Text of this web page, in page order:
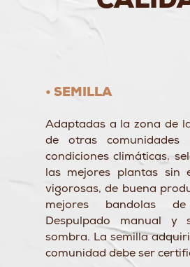
• SEMILLA
Adaptadas a la zona de
de otras comunidades
condiciones climáticas,
las mejores plantas sin
vigorosas, de buena
mejores bandolas
Despulpado manual y
sombra. La semilla
comunidad debe ser